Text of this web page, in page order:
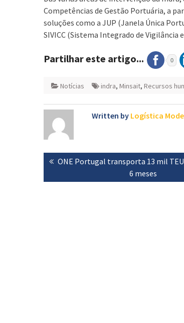
Competências de Gestão Portuária, a
soluções como a JUP (Janela Única
SIVICC (Sistema Integrado de
Partilhar este artigo... 0
Notícias indra, Minsait, Recursos
Written by Logística
Navegação
de
artigos
Previous
ONE Portugal transporta 13 mil
6 meses